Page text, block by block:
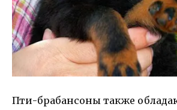
Пти-брабансоны также